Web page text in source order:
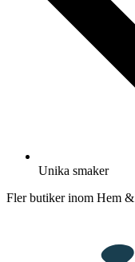
Unika smaker
Fler butiker inom Hem